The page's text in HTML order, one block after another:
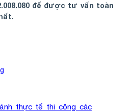
để được tư vấn toàn
thực tế thi công các